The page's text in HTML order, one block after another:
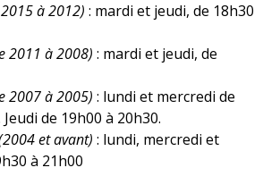
à 2012) : mardi et jeudi, de 18h30
2011 à 2008) : mardi et jeudi, de
2007 à 2005) : lundi et mercredi de
de 19h00 à 20h30.
et avant) : lundi, mercredi et
à 21h00